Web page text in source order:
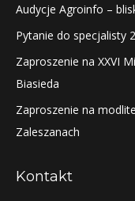
Audycje Agroinfo –
Pytanie do specjalisty
Zaproszenie na XXVI
Biasieda
Zaproszenie na
Zaleszanach
Kontakt